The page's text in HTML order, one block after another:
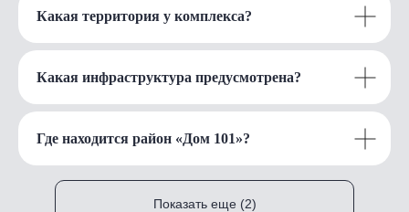
Какая территория у комплекса?
Какая инфраструктура предусмотрена?
Где находится район «Дом 101»?
Кто застройщик?
Показать еще (2)